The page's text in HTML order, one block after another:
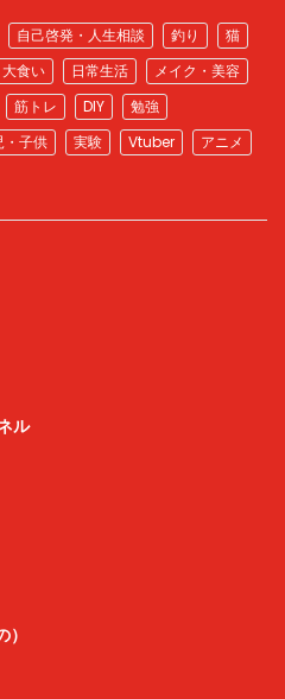
自己啓発・人生相談 釣り
猫
大食い 日常生活
メイク・美容
筋トレ DIY
勉強
・子供 実験 Vtuber
アニメ
ル